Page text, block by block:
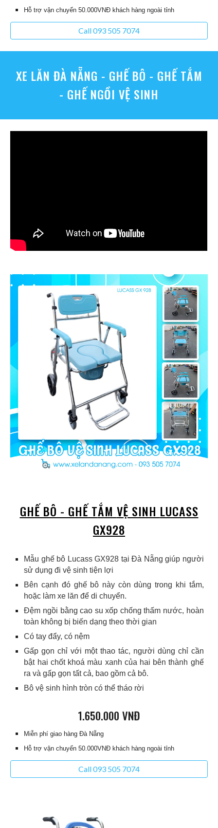
Hỗ trợ vận chuyển 50.000VNĐ khách hàng ngoài tỉnh
Call 093 505 7074
XE LĂN ĐÀ NẴNG - GHẾ BÔ - GHẾ TẮM
- GHẾ NGỒI VỆ SINH
GHẾ BÔ - GHẾ TẮM VỆ SINH LUCASS
GX928
Mẫu ghế bô Lucass GX928 tại Đà Nẵng giúp người
sử dụng đi vệ sinh tiện lợi
Bên cạnh đó ghế bô này còn dùng trong khi tắm,
hoặc làm xe lăn để di chuyển.
Đệm ngồi bằng cao su xốp chống thấm nước, hoàn
toàn không bị biến dạng theo thời gian
Có tay đẩy, có nệm
Gấp gọn chỉ với một thao tác, người dùng chỉ cần
bật hai chốt khoá màu xanh của hai bên thành ghế
ra và gấp gọn tất cả, bao gồm cả bô.
Bô vệ sinh hình tròn có thể tháo rời
1.650.000 VNĐ
Miễn phí giao hàng Đà Nẵng
Hỗ trợ vận chuyển 50.000VNĐ khách hàng ngoài tỉnh
Call 093 505 7074